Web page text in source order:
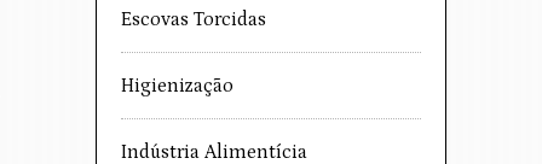
Escovas Torcidas
Higienização
Indústria Alimentícia